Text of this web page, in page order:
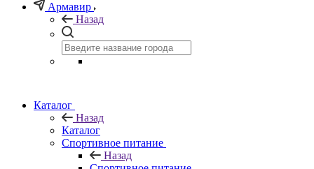
Армавир
Назад
Каталог
Назад
Каталог
Спортивное питание
Назад